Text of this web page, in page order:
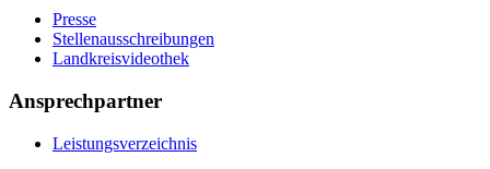
Presse
Stellenausschreibungen
Landkreisvideothek
Ansprechpartner
Leistungsverzeichnis